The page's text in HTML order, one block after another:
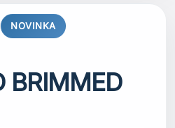
NOVINKA
BRIMMED